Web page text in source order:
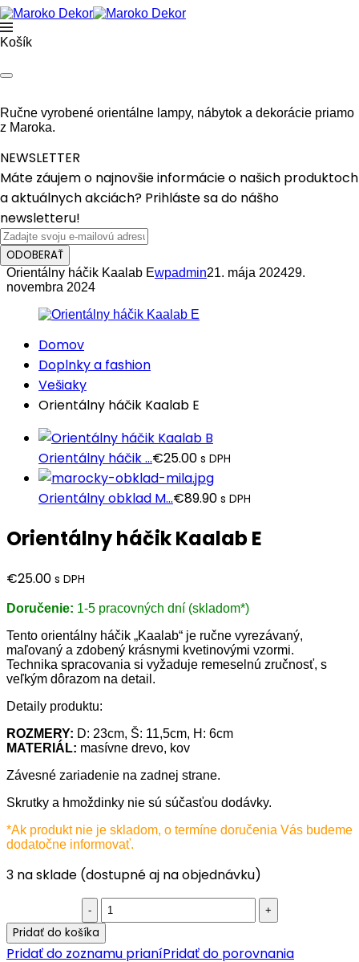
Košík
Ručne vyrobené orientálne lampy, nábytok a dekorácie priamo
z Maroka.
NEWSLETTER
Máte záujem o najnovšie informácie o našich produktoch
a aktuálnych akciách? Prihláste sa do nášho
newsletteru!
ODOBERAŤ
Orientálny háčik Kaalab Ewpadmin21. mája 202429.
novembra 2024
Domov
Doplnky a fashion
Vešiaky
Orientálny háčik Kaalab E
Orientálny háčik ...€25.00 s DPH
Orientálny obklad M...€89.90 s DPH
Orientálny háčik Kaalab E
€25.00 s DPH
Doručenie: 1-5 pracovných dní (skladom*)
Tento orientálny háčik „Kaalab“ je ručne vyrezávaný,
maľovaný a zdobený krásnymi kvetinovými vzormi.
Technika spracovania si vyžaduje remeselnú zručnosť, s
veľkým dôrazom na detail.
Detaily produktu:
ROZMERY: D: 23cm, Š: 11,5cm, H: 6cm
MATERIÁL: masívne drevo, kov
Závesné zariadenie na zadnej strane.
Skrutky a hmoždinky nie sú súčasťou dodávky.
*Ak produkt nie je skladom, o termíne doručenia Vás budeme
dodatočne informovať.
3 na sklade (dostupné aj na objednávku)
Orientálny
háčik
Kaalab
Pridať do košíka
Pridať do zoznamu prianíPridať do porovnania